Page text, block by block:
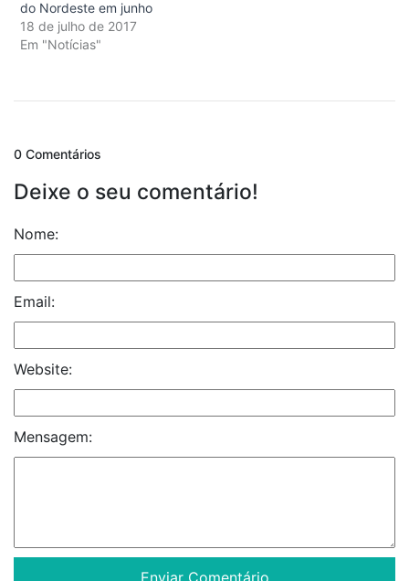
do Nordeste em junho
18 de julho de 2017
Em "Notícias"
0 Comentários
Deixe o seu comentário!
Nome:
Email:
Website:
Mensagem: